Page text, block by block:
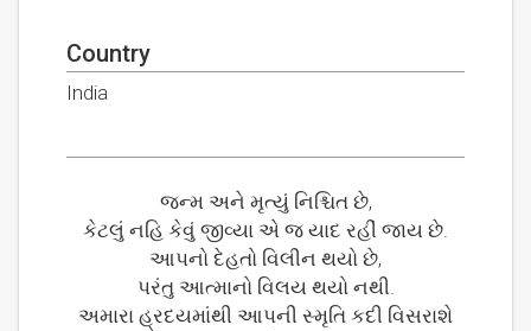
Country
India
જન્મ અને મૃત્યું નિશ્ચિત છે,
કેટલું નહિ કેવું જીવ્યા એ જ યાદ રહીં જાય છે.
આપનો દેહતો વિલીન થયો છે,
પરંતુ આત્માનો વિલય થયો નથી.
અમારા હ્રદયમાંથી આપની સ્મૃતિ કદી વિસરાશે